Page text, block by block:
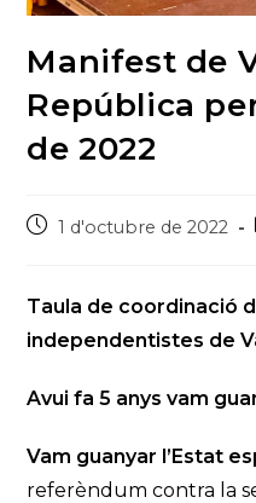
Manifest de
República
de 2022
Post1 d'octubre de 2022
Taula de coordinació
independentistes de
Avui fa 5 anys vam
Vam guanyar l’Estat
referèndum contra la